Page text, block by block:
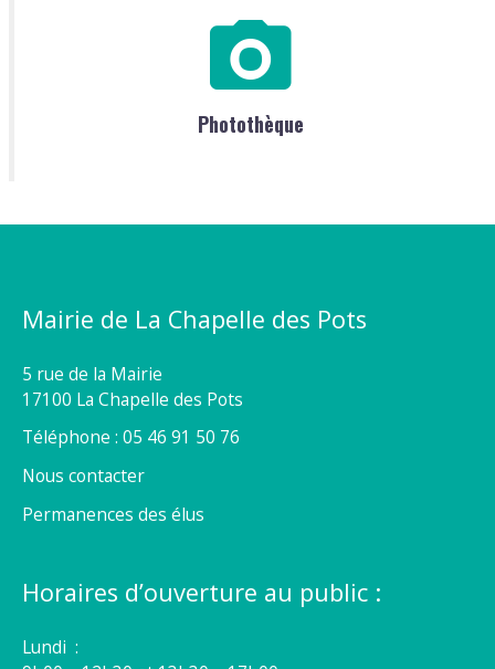
Photothèque
Mairie de La Chapelle des Pots
5 rue de la Mairie
17100 La Chapelle des Pots
Téléphone : 05 46 91 50 76
Nous contacter
Permanences des élus
Horaires d’ouverture au public :
Lundi :